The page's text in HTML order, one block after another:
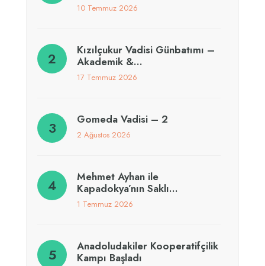
10 Temmuz 2026
Kızılçukur Vadisi Günbatımı –
Akademik &…
17 Temmuz 2026
Gomeda Vadisi – 2
2 Ağustos 2026
Mehmet Ayhan ile
Kapadokya’nın Saklı…
1 Temmuz 2026
Anadoludakiler Kooperatifçilik
Kampı Başladı